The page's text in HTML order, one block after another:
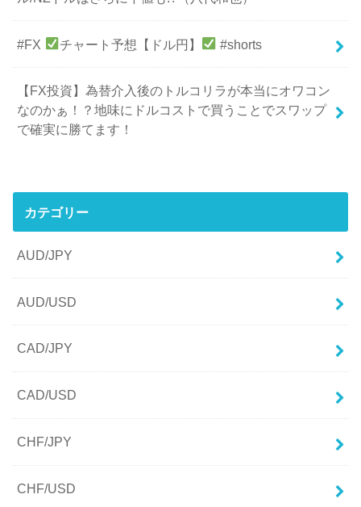
#FX チャート予想【ドル円】 #shorts
【FX投資】為替介入後のトルコリラが本当にオワコン
なのかぁ！？地味にドルコストで買うことでスワップ
で確実に勝てます！
カテゴリー
AUD/JPY
AUD/USD
CAD/JPY
CAD/USD
CHF/JPY
CHF/USD